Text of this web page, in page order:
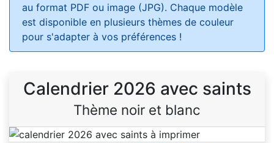
au format PDF ou image (JPG). Chaque modèle
est disponible en plusieurs thèmes de couleur
pour s'adapter à vos préférences !
Calendrier 2026 avec saints
Thème noir et blanc